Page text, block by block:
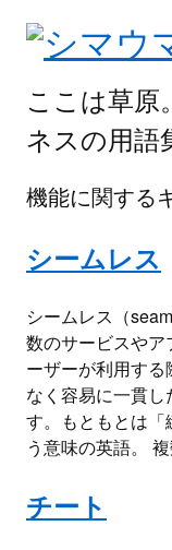
ここは草原
ネスの用語
機能に関する
シームレス
シームレス（
数のサービスや
ーザーが利用す
なく容易に一貫
す。もともとは
う意味の英語。
チート